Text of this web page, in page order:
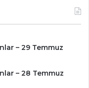
– 29 Temmuz
– 28 Temmuz